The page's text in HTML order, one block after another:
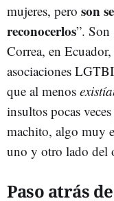
mujeres, pero son
reconocerlos”. Son
Correa, en
asociaciones
que al menos
insultos pocas
machito, algo muy
uno y otro lado del
Paso atrás